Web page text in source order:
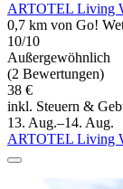
ARTOTEL Living
0,7 km von Go!
10/10
Außergewöhnlich
(2 Bewertungen)
38 €
inkl. Steuern &
13. Aug.–14. Aug.
ARTOTEL Living